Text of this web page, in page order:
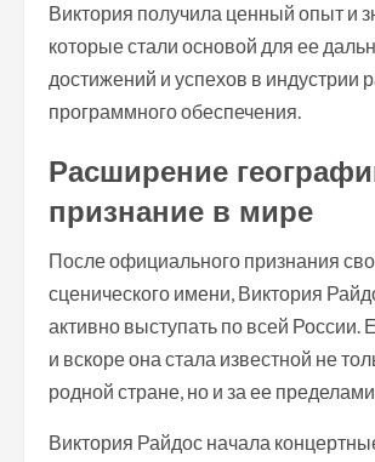
Виктория получила ценный опыт и
которые стали основой для ее
достижений и успехов в индустрии
программного обеспечения.
Расширение
признание в мире
После официального признания
сценического имени, Виктория
активно выступать по всей России.
и вскоре она стала известной не
родной стране, но и за ее
Виктория Райдос начала